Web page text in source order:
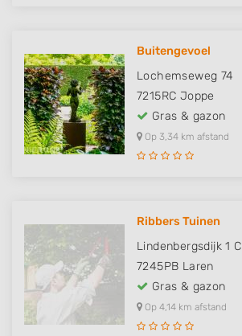
Buitengevoel
Lochemseweg 74
7215RC Joppe
Gras & gazon
Op 3,34 km afstand
Ribbers Tuinen
Lindenbergsdijk 1 C
7245PB Laren
Gras & gazon
Op 4,14 km afstand